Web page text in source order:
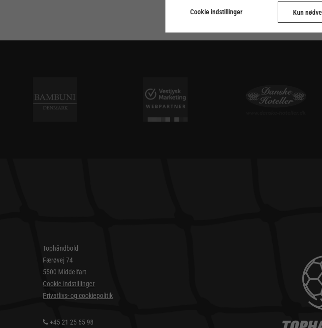
Tophåndbold
Færøvej 74
5500 Middelfart
Cookie indstillinger
Privatlivs- og cookiepolitik
+45 21 25 65 98
Cookie indstillinger Kun